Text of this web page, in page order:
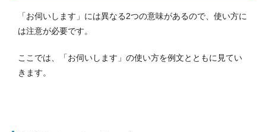
「お伺いします」には異なる2つの意味があるので、使い方に
は注意が必要です。
ここでは、「お伺いします」の使い方を例文とともに見てい
きます。